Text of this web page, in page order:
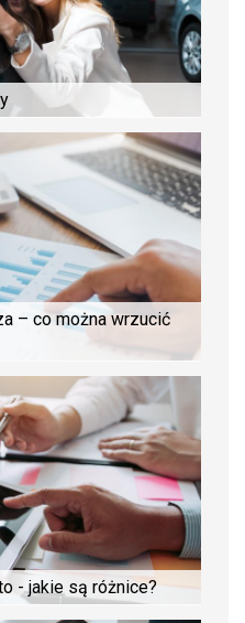
– co można wrzucić
- jakie są różnice?